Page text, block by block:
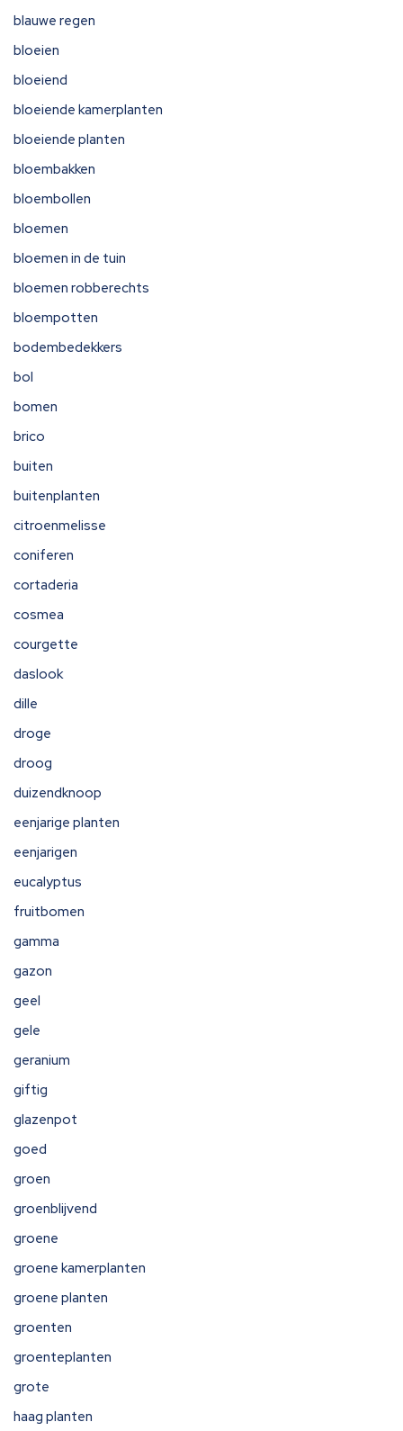
blauwe regen
bloeien
bloeiend
bloeiende kamerplanten
bloeiende planten
bloembakken
bloembollen
bloemen
bloemen in de tuin
bloemen robberechts
bloempotten
bodembedekkers
bol
bomen
brico
buiten
buitenplanten
citroenmelisse
coniferen
cortaderia
cosmea
courgette
daslook
dille
droge
droog
duizendknoop
eenjarige planten
eenjarigen
eucalyptus
fruitbomen
gamma
gazon
geel
gele
geranium
giftig
glazenpot
goed
groen
groenblijvend
groene
groene kamerplanten
groene planten
groenten
groenteplanten
grote
haag planten